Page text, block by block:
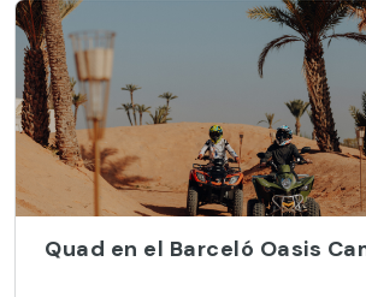
Quad en el Barceló Oasis